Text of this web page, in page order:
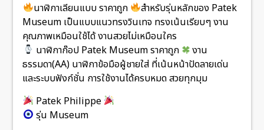
นาฬิกาเลียนแบบ ราคาถูก
สำหรับรุ่นหลักของ Patek
Museum เป็นแบบแนวทรงวินเทจ ทรงเน้นเรียบๆ งาน
คุณภาพเหมือนใช้ได้ งานสวยไม่เหมือนใคร
นาฬิกาก๊อป Patek Museum ราคาถูก
งาน
ธรรมดา(AA) นาฬิกาข้อมือผู้ชายใส่ ที่เน้นหน้าปัดลายเด่น
และระบบฟังก์ชั่น การใช้งานได้ครบหมด สวยทุกมุม
Patek Philippe
รุ่น Museum